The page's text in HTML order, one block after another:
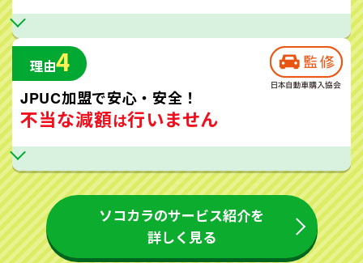
理由4
JPUC加盟で安心・安全！
不当な減額は行いません
ソコカラのサービス紹介を
詳しく見る